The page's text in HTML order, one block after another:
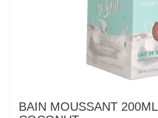
BAIN MOUSSANT 200ML